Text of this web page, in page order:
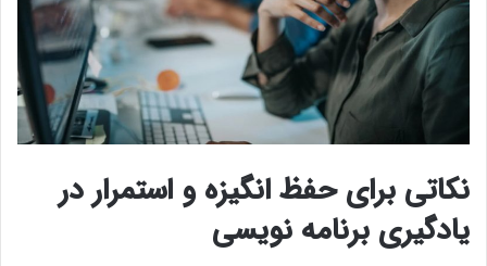
نکاتی برای حفظ انگیزه و استمرار در
یادگیری برنامه‌ نویسی